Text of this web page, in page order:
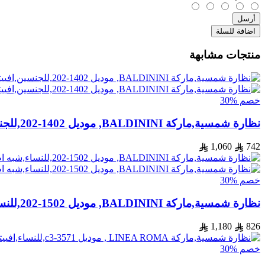
أرسل
اضافة للسلة
منتجات مشابهة
خصم %30
نظارة شمسية,ماركة BALDININI, موديل 1402-202,للجنسين,افييتور,إطار رمادي, عدسات الازرق,متعددة
742
1,060
خصم %30
نظارة شمسية,ماركة BALDININI, موديل 1502-202,للنساء,شبه اطار,إطار مزيج من الالوان, عدسات بني,متعددة
826
1,180
خصم %30